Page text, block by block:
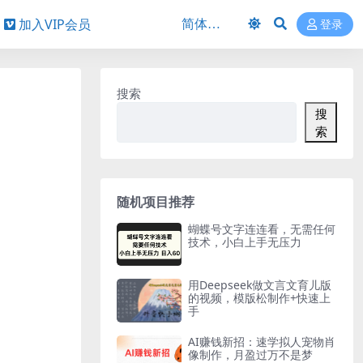
加入VIP会员 登录
搜索
搜
索
随机项目推荐
蝴蝶号文字连连看，无需任何
技术，小白上手无压力
用Deepseek做文言文育儿版
的视频，模版松制作+快速上
手
AI赚钱新招：速学拟人宠物肖
像制作，月盈过万不是梦